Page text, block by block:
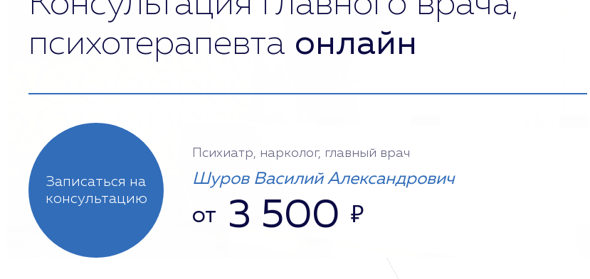
психотерапевта онлайн
Записаться на
консультацию
Психиатр, нарколог, главный врач
Шуров Василий Александрович
от 3 500 ₽